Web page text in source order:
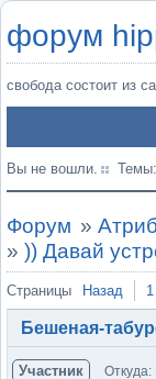
форум
свобода состоит из
Вы не вошли. Темы:
Форум »
» )) Давай
Страницы Назад 1
Бешеная-
Участник Откуда: